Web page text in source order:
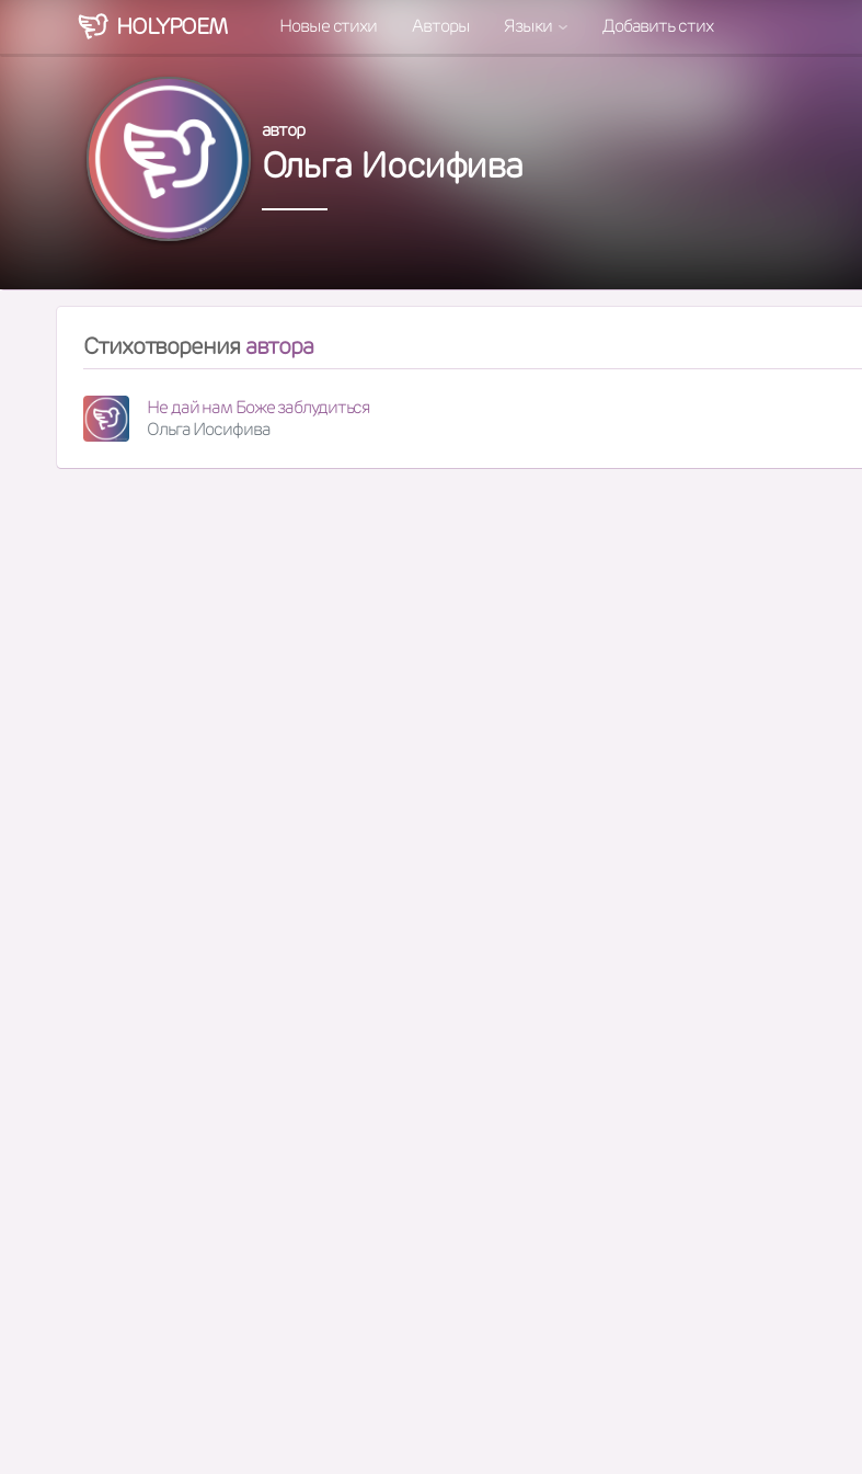
HOLYPOEM Новые стихи Авторы Языки Добавить стих
автор
Ольга Иосифива
Стихотворения автора
Не дай нам Боже заблудиться
Ольга Иосифива